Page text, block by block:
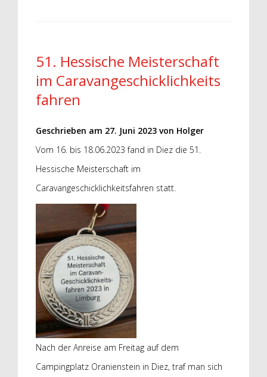
51. Hessische Meisterschaft
im Caravangeschicklichkeits
fahren
Geschrieben am 27. Juni 2023 von Holger
Vom 16. bis 18.06.2023 fand in Diez die 51.
Hessische Meisterschaft im
Caravangeschicklichkeitsfahren statt.
Nach der Anreise am Freitag auf dem
Campingplatz Oranienstein in Diez, traf man sich